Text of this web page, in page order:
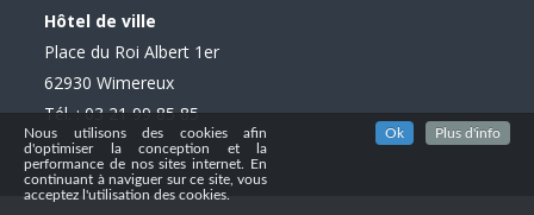
Hôtel de ville
Place du Roi Albert 1er
62930 Wimereux
Tél. : 03 21 99 85 85
Nous utilisons des cookies afin
d'optimiser la conception et la
performance de nos sites internet. En
continuant à naviguer sur ce site, vous
acceptez l'utilisation des cookies.
Ok Plus d'info